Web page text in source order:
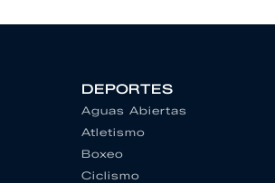
DEPORTES
Aguas Abiertas
Atletismo
Boxeo
Ciclismo